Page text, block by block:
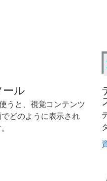
ール
うと、視覚コンテンツ
どのように表示され